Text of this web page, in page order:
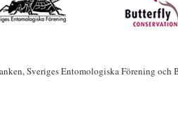
Sveriges Entomologiska Förening och